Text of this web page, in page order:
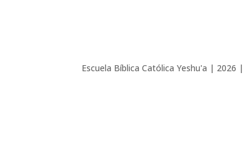
Escuela Bíblica Católica Yeshu'a | 2026 |